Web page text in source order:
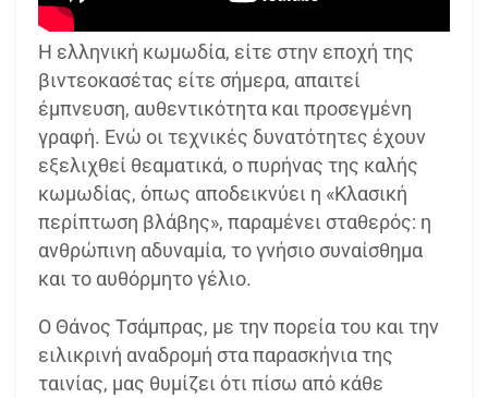
Η ελληνική κωμωδία, είτε στην εποχή της
βιντεοκασέτας είτε σήμερα, απαιτεί
έμπνευση, αυθεντικότητα και προσεγμένη
γραφή. Ενώ οι τεχνικές δυνατότητες έχουν
εξελιχθεί θεαματικά, ο πυρήνας της καλής
κωμωδίας, όπως αποδεικνύει η «Κλασική
περίπτωση βλάβης», παραμένει σταθερός: η
ανθρώπινη αδυναμία, το γνήσιο συναίσθημα
και το αυθόρμητο γέλιο.
Ο Θάνος Τσάμπρας, με την πορεία του και την
ειλικρινή αναδρομή στα παρασκήνια της
ταινίας, μας θυμίζει ότι πίσω από κάθε